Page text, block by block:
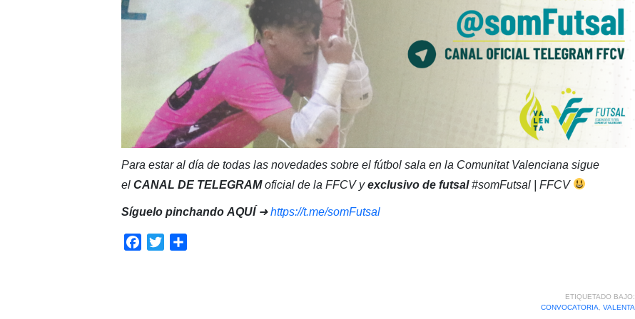
Para estar al día de todas las novedades sobre el fútbol sala en la Comunitat Valenciana sigue
el CANAL DE TELEGRAMoficial de la FFCV yexclusivo de futsal#somFutsal | FFCV
Síguelo pinchando AQUÍ➜https://t.me/somFutsal
Facebook
Twitter
ETIQUETADO BAJO:
CONVOCATORIA
VALENTA